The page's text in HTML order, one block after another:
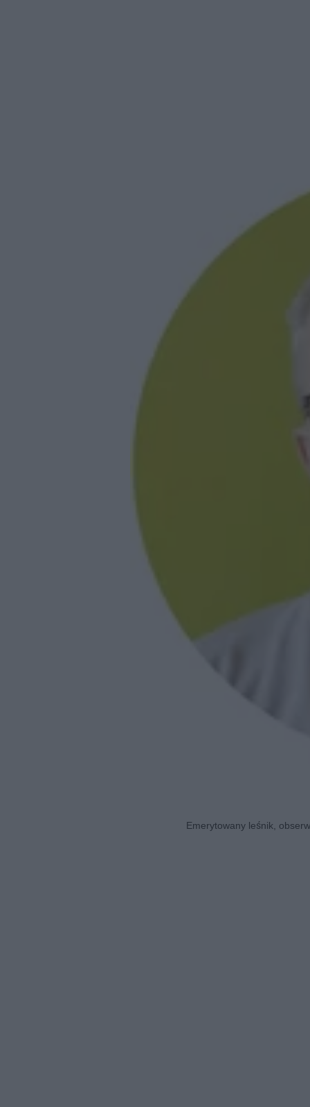
Emerytowany leśnik,